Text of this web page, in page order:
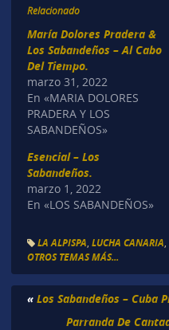
Relacionado
María Dolores Pradera &
Los Sabandeños – Al Cabo
Del Tiempo.
marzo 31, 2022
En «MARIA DOLORES
PRADERA Y LOS
SABANDEÑOS»
Esencial – Los
Sabandeños.
marzo 1, 2022
En «LOS SABANDEÑOS»
LA ALPISPA LUCHA CANARIA
OTROS TEMAS MÁS...
« Los Sabandeños – Cuba
Parranda De